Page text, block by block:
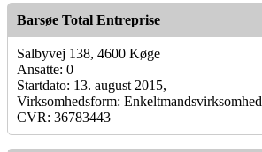
Barsøe Total Entreprise
Salbyvej 138, 4600 Køge
Ansatte: 0
Startdato: 13. august 2015,
Virksomhedsform: Enkeltmandsvirksomhed
CVR: 36783443